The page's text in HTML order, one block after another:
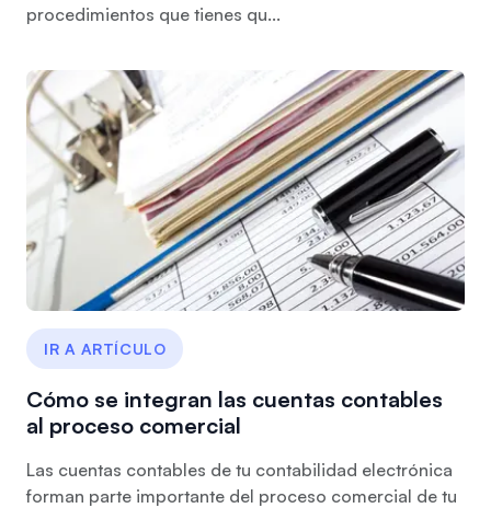
procedimientos que tienes qu...
IR A ARTÍCULO
Cómo se integran las cuentas contables
al proceso comercial
Las cuentas contables de tu contabilidad electrónica
forman parte importante del proceso comercial de tu